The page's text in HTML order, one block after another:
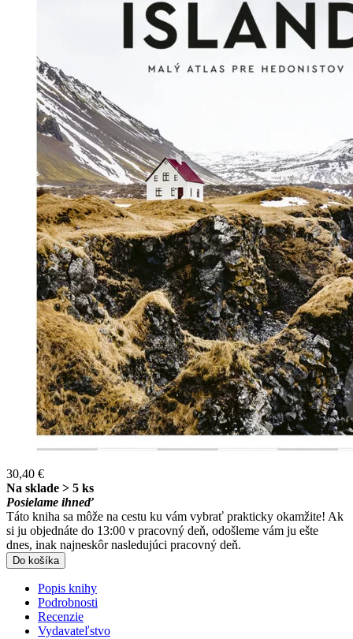
30,40 €
Na sklade > 5 ks
Posielame ihneď
Táto kniha sa môže na cestu ku vám vybrať prakticky okamžite! Ak
si ju objednáte do 13:00 v pracovný deň, odošleme vám ju ešte
dnes, inak najneskôr nasledujúci pracovný deň.
Do košíka
Popis knihy
Podrobnosti
Recenzie
Vydavateľstvo